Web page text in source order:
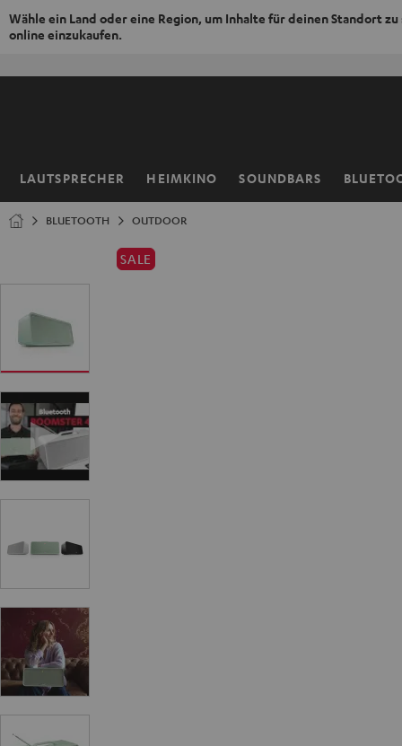
Wähle ein Land oder eine Region, um Inhalte für deinen Standort zu
online einzukaufen.
LAUTSPRECHER HEIMKINO SOUNDBARS
Startseite
BLUETOOTH OUTDOOR
SALE